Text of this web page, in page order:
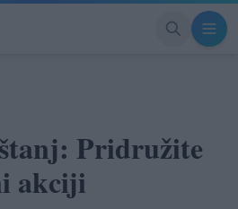
Pridružite
akciji